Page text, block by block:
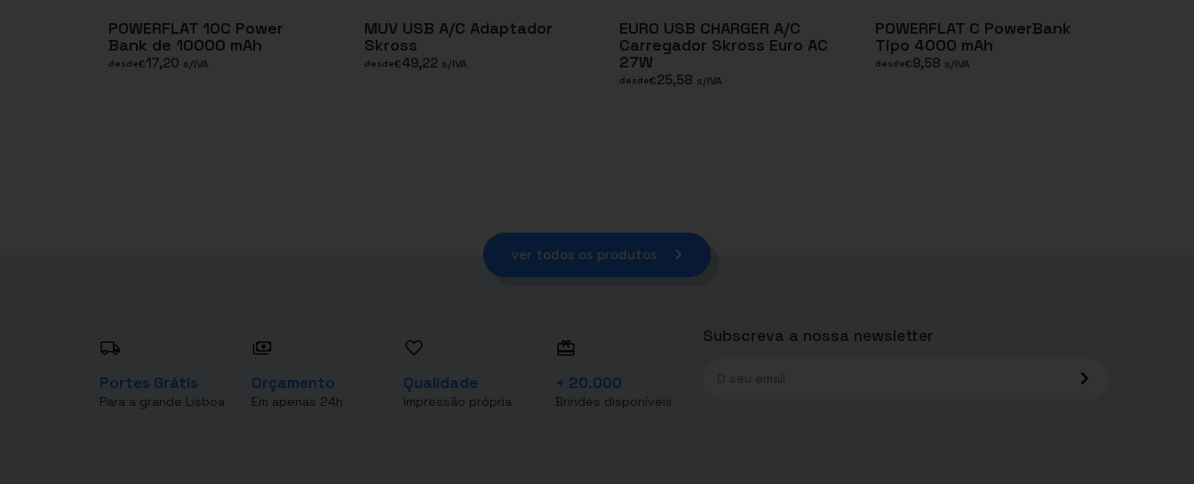
POWERFLAT 10C Power
Bank de 10000 mAh
desde€17,20 s/IVA
MUV USB A/C Adaptador
Skross
desde€49,22 s/IVA
EURO USB CHARGER A/C
Carregador Skross Euro AC
27W
desde€25,58 s/IVA
POWERFLAT C PowerBank
Tipo 4000 mAh
desde€9,58 s/IVA
ver todos os produtos
Portes Grátis
Para a grande Lisboa
Orçamento
Em apenas 24h
Qualidade
Impressão própria
+ 20.000
Brindes disponíveis
Subscreva a nossa newsletter